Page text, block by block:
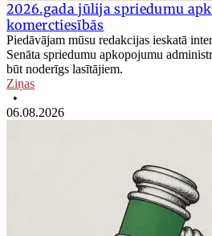
2026.gada jūlija spriedumu
komerctiesībās
Piedāvājam mūsu redakcijas ieskatā
Senāta spriedumu apkopojumu
būt noderīgs lasītājiem.
Ziņas
•
06.08.2026